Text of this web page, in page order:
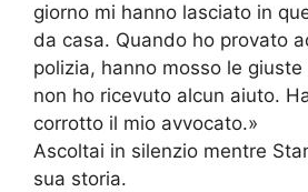
giorno mi hanno lasciato in
da casa. Quando ho provato
polizia, hanno mosso le
non ho ricevuto alcun aiuto.
corrotto il mio avvocato.»
Ascoltai in silenzio mentre
sua storia.